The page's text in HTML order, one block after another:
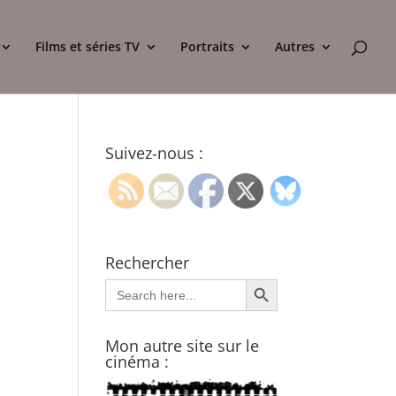
Films et séries TV Portraits Autres
Suivez-nous :
Rechercher
Search
for:
Search Button
Mon autre site sur le
cinéma :